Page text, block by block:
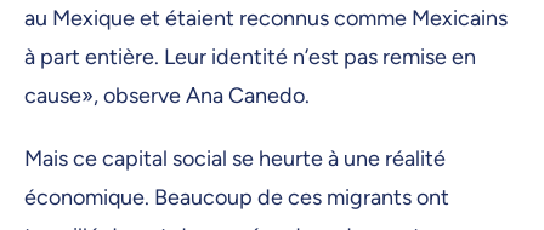
au Mexique et étaient reconnus comme Mexicains
à part entière. Leur identité n’est pas remise en
cause», observe Ana Canedo.
Mais ce capital social se heurte à une réalité
économique. Beaucoup de ces migrants ont